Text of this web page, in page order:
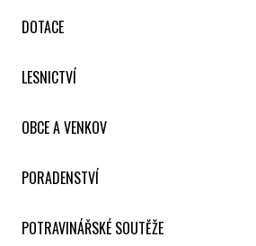
DOTACE
LESNICTVÍ
OBCE A VENKOV
PORADENSTVÍ
POTRAVINÁŘSKÉ SOUTĚŽE